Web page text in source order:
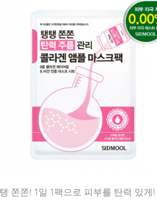
쫀쫀! 1일 1팩으로 피부를 탄력 있게!